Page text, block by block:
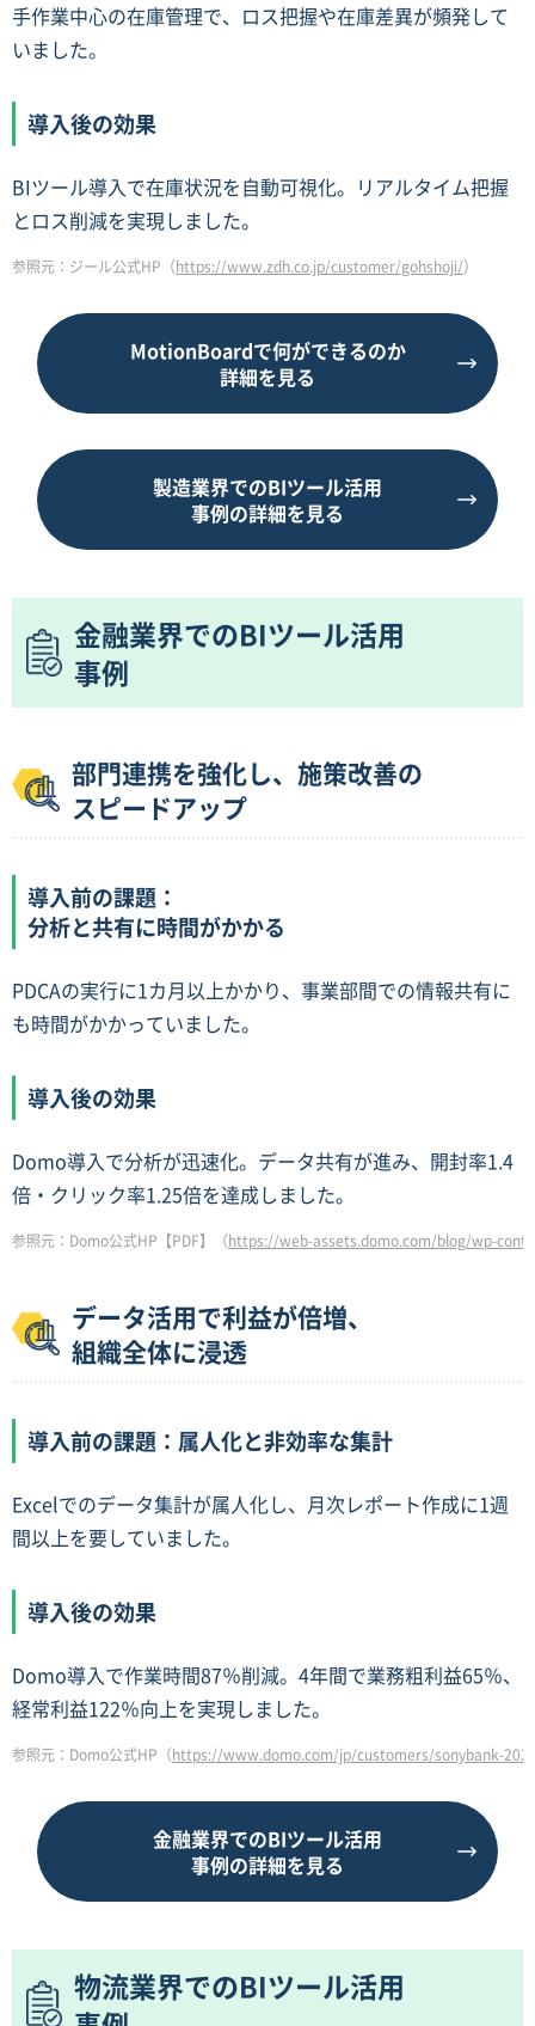
手作業中心の在庫管理で、ロス把握や在庫差異が頻発して
いました。
導入後の効果
BIツール導入で在庫状況を自動可視化。リアルタイム把握
とロス削減を実現しました。
参照元：ジール公式HP（https://www.zdh.co.jp/customer/gohshoji/）
MotionBoardで何ができるのか
詳細を見る
製造業界でのBIツール活用
事例の詳細を見る
金融業界でのBIツール活用
事例
部門連携を強化し、施策改善の
スピードアップ
導入前の課題：
分析と共有に時間がかかる
PDCAの実行に1カ月以上かかり、事業部間での情報共有に
も時間がかかっていました。
導入後の効果
Domo導入で分析が迅速化。データ共有が進み、開封率1.4
倍・クリック率1.25倍を達成しました。
参照元：Domo公式HP【PDF】（https://web-assets.domo.com/blog/wp-
データ活用で利益が倍増、
組織全体に浸透
導入前の課題：属人化と非効率な集計
Excelでのデータ集計が属人化し、月次レポート作成に1週
間以上を要していました。
導入後の効果
Domo導入で作業時間87％削減。4年間で業務粗利益65％、
経常利益122％向上を実現しました。
参照元：Domo公式HP（https://www.domo.com/jp/customers/sonybank-
金融業界でのBIツール活用
事例の詳細を見る
物流業界でのBIツール活用